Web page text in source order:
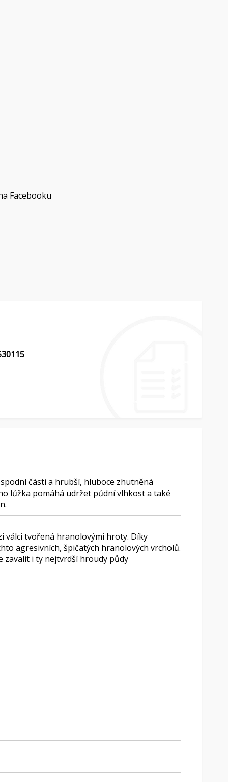
Facebooku
části a hrubší, hluboce zhutněná
lůžka pomáhá udržet půdní vlhkost a také
válci tvořená hranolovými hroty. Díky
agresivních, špičatých hranolových vrcholů.
zavalit i ty nejtvrdší hroudy půdy